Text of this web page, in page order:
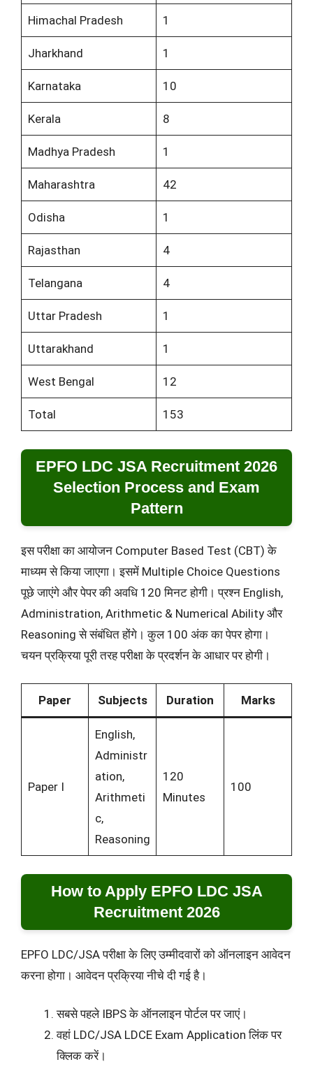
Himachal Pradesh 1
Jharkhand 1
Karnataka 10
Kerala 8
Madhya Pradesh 1
Maharashtra 42
Odisha 1
Rajasthan 4
Telangana 4
Uttar Pradesh 1
Uttarakhand 1
West Bengal 12
Total 153
EPFO LDC JSA Recruitment 2026
Selection Process and Exam
Pattern
इस परीक्षा का आयोजन Computer Based Test (CBT) के
माध्यम से किया जाएगा। इसमें Multiple Choice Questions
पूछे जाएंगे और पेपर की अवधि 120 मिनट होगी। प्रश्न English,
Administration, Arithmetic & Numerical Ability और
Reasoning से संबंधित होंगे। कुल 100 अंक का पेपर होगा।
चयन प्रक्रिया पूरी तरह परीक्षा के प्रदर्शन के आधार पर होगी।
Paper Subjects Duration Marks
Paper I
English,
Administr
ation,
Arithmeti
c,
Reasoning
120
Minutes
100
How to Apply EPFO LDC JSA
Recruitment 2026
EPFO LDC/JSA परीक्षा के लिए उम्मीदवारों को ऑनलाइन आवेदन
करना होगा। आवेदन प्रक्रिया नीचे दी गई है।
सबसे पहले IBPS के ऑनलाइन पोर्टल पर जाएं।
वहां LDC/JSA LDCE Exam Application लिंक पर
क्लिक करें।